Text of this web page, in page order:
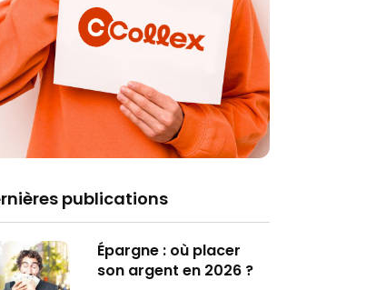
publications
Épargne : où placer
son argent en 2026 ?